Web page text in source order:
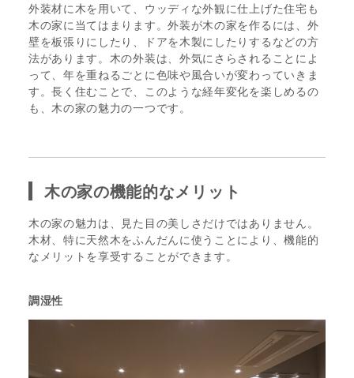
外装材に木を用いて、ウッディな外観に仕上げた住宅も
木の家に当てはまります。外装が木の家を作るには、外
壁を板張りにしたり、ドアを木製にしたりするなどの方
法があります。木の外装は、外気にさらされることによ
って、年を重ねるごとに色味や風合いが変わっていきま
す。長く住むことで、このような経年変化を楽しめるの
も、木の家の魅力の一つです。
木の家の機能的なメリット
木の家の魅力は、見た目の美しさだけではありません。
木材、特に天然木をふんだんに使うことにより、機能的
なメリットを享受することができます。
調湿性